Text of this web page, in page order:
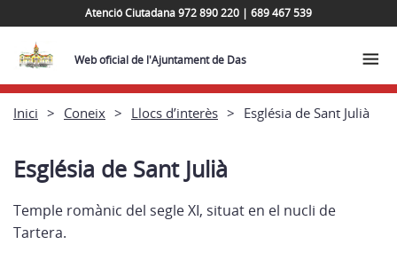
Atenció Ciutadana 972 890 220 | 689 467 539
Web oficial de l'Ajuntament de Das
Inici Coneix Llocs d’interès Església de Sant Julià
Església de Sant Julià
Temple romànic del segle XI, situat en el nucli de
Tartera.